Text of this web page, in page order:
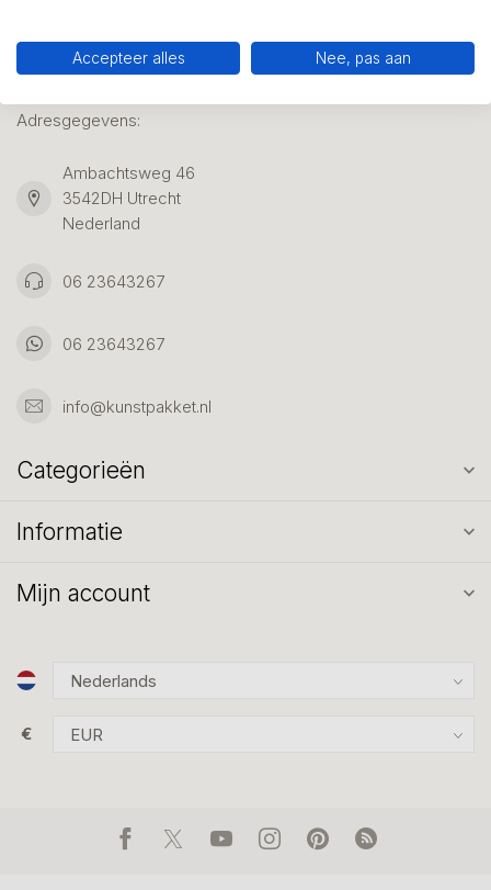
Adresgegevens:
Ambachtsweg 46
3542DH Utrecht
Nederland
06 23643267
06 23643267
info@kunstpakket.nl
Categorieën
Informatie
Mijn account
€
Accepteer alles Nee, pas aan